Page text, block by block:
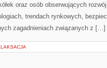
oraz osób obserwujących
trendach rynkowych,
zagadnieniach związanych z […]